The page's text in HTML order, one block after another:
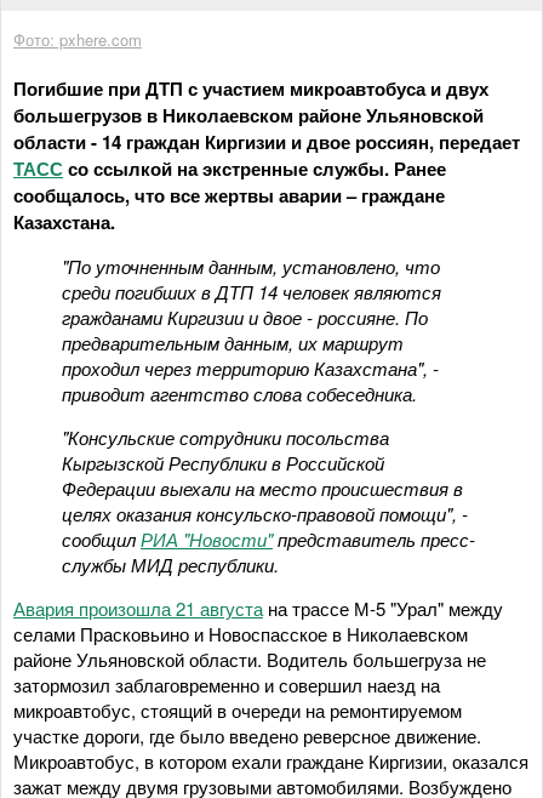
Фото: pxhere.com
Погибшие при ДТП с участием микроавтобуса и двух
большегрузов в Николаевском районе Ульяновской
области - 14 граждан Киргизии и двое россиян, передает
ТАССсо ссылкой на экстренные службы. Ранее
сообщалось, что все жертвы аварии – граждане
Казахстана.
"По уточненным данным, установлено, что
среди погибших в ДТП 14 человек являются
гражданами Киргизии и двое - россияне. По
предварительным данным, их маршрут
проходил через территорию Казахстана", -
приводит агентство слова собеседника.
"Консульские сотрудники посольства
Кыргызской Республики в Российской
Федерации выехали на место происшествия в
целях оказания консульско-правовой помощи", -
сообщилРИА "Новости"представитель пресс-
службы МИД республики.
Авария произошла 21 августа на трассе М-5 "Урал" между
селами Прасковьино и Новоспасское в Николаевском
районе Ульяновской области. Водитель большегруза не
затормозил заблаговременно и совершил наезд на
микроавтобус, стоящий в очереди на ремонтируемом
участке дороги, где было введено реверсное движение.
Микроавтобус, в котором ехали граждане Киргизии, оказался
зажат между двумя грузовыми автомобилями. Возбуждено